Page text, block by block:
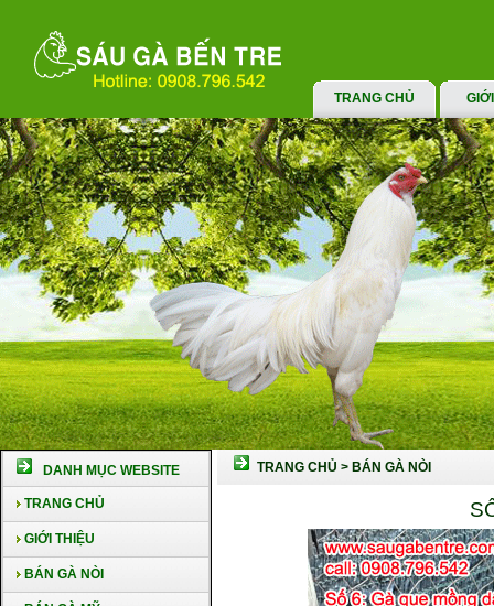
TRANG CHỦ
DANH MỤC WEBSITE
TRANG CHỦ
GIỚI THIỆU
BÁN GÀ NÒI
TRANG CHỦ > BÁN GÀ NÒI